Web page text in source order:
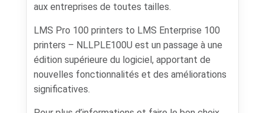
aux entreprises de toutes tailles.
LMS Pro 100 printers to LMS Enterprise 100
printers – NLLPLE100U est un passage à une
édition supérieure du logiciel, apportant de
nouvelles fonctionnalités et des améliorations
significatives.